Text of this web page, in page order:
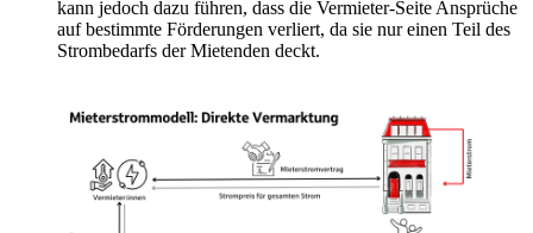
kann jedoch dazu führen, dass die Vermieter-Seite Ansprüche
auf bestimmte Förderungen verliert, da sie nur einen Teil des
Strombedarfs der Mietenden deckt.